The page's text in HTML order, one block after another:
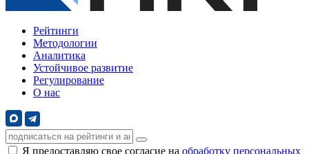
Рейтинги
Методологии
Аналитика
Устойчивое развитие
Регулирование
О нас
Я предоставляю свое согласие на обработку персональных